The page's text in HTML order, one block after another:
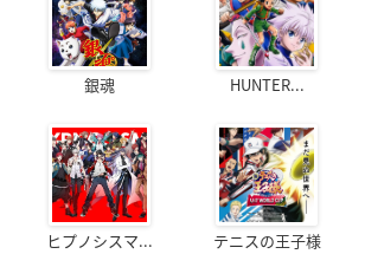
銀魂 HUNTER...
ヒプノシスマ... テニスの王子様